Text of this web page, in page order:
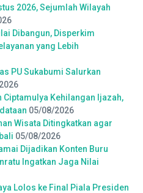
2026, Sejumlah Wilayah
Dibangun, Disperkim
yang Lebih
PU Sukabumi Salurkan
Ciptamulya Kehilangan Ijazah,
05/08/2026
Wisata Ditingkatkan agar
05/08/2026
Dijadikan Konten Buru
Ingatkan Jaga Nilai
Lolos ke Final Piala Presiden